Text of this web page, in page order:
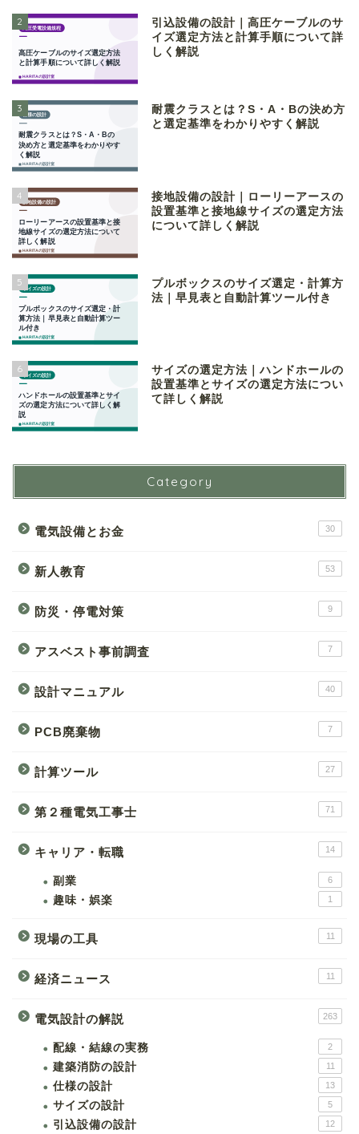
2
引込設備の設計｜高圧ケーブルのサ
イズ選定方法と計算手順について詳
しく解説
3
耐震クラスとは？S・A・Bの決め方
と選定基準をわかりやすく解説
4
接地設備の設計｜ローリーアースの
設置基準と接地線サイズの選定方法
について詳しく解説
5
プルボックスのサイズ選定・計算方
法｜早見表と自動計算ツール付き
6
サイズの選定方法｜ハンドホールの
設置基準とサイズの選定方法につい
て詳しく解説
Category
電気設備とお金 30
新人教育 53
防災・停電対策 9
アスベスト事前調査 7
設計マニュアル 40
PCB廃棄物 7
計算ツール 27
第２種電気工事士 71
キャリア・転職 14
副業 6
趣味・娯楽 1
現場の工具 11
経済ニュース 11
電気設計の解説 263
配線・結線の実務 2
建築消防の設計 11
仕様の設計 13
サイズの設計 5
引込設備の設計 12